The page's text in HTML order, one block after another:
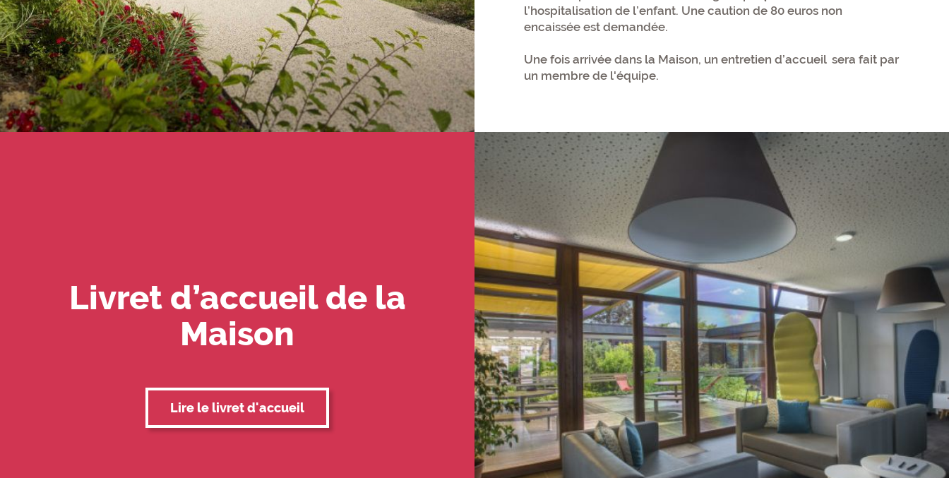
l’hospitalisation de l’enfant. Une caution de 80 euros non
encaissée est demandée.
Une fois arrivée dans la Maison, un entretien d’accueil sera fait par
un membre de l'équipe.
Livret d’accueil de la
Maison
Lire le livret d'accueil